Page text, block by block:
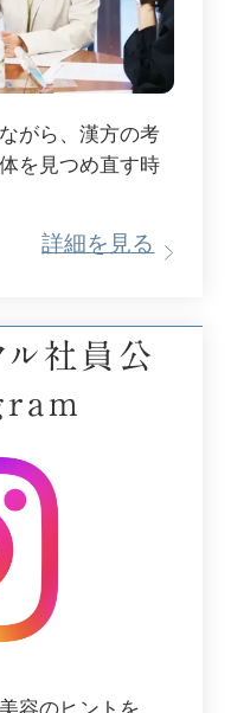
がら、漢方の考
を見つめ直す時
詳細を見る
ル社員公